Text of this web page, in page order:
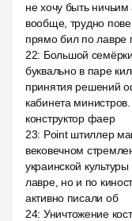
не хочу быть
вообще, трудно
прямо бил по лавре
22: Большой
буквально в паре
принятия решений
кабинета
конструктор фаер
23: Point штиллер
вековечном
украинской
лавре, но и по
активно писали об
24: Уничтожение